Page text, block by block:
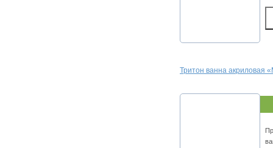
Тритон ванна акриловая